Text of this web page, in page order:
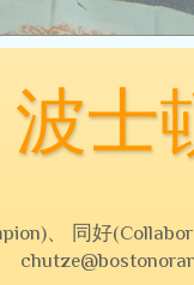
士
、 同好